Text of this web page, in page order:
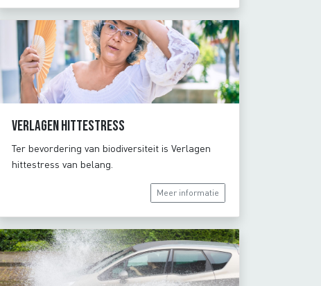
Verlagen hittestress
Ter bevordering van biodiversiteit is Verlagen
hittestress van belang.
Meer informatie